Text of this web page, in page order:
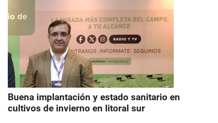
Buena implantación y estado sanitario en
cultivos de invierno en litoral sur